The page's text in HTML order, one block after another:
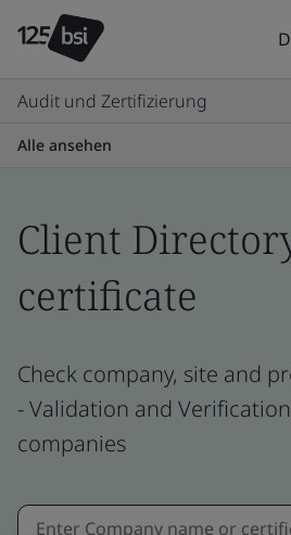
Audit und Zertifizierung
Alle ansehen
Client
certificate
Check company, site and
- Validation and
companies